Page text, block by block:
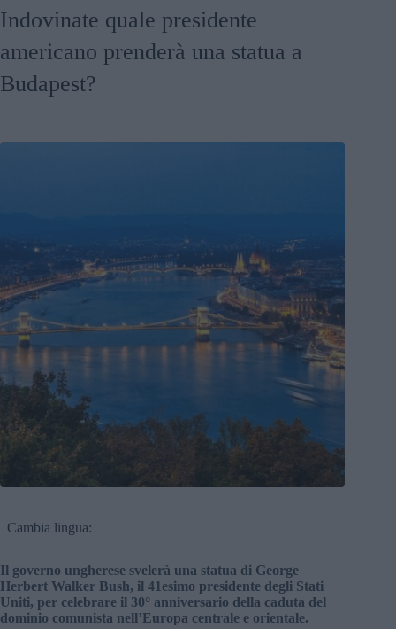
Indovinate quale presidente
americano prenderà una statua a
Budapest?
Cambia lingua:
Il governo ungherese svelerà una statua di George
Herbert Walker Bush, il 41esimo presidente degli Stati
Uniti, per celebrare il 30° anniversario della caduta del
dominio comunista nell’Europa centrale e orientale.